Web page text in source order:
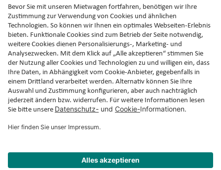
Jetzt Rundum-Sorglos-Mietwagen buchen!